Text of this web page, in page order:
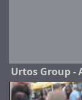
Urtos Group -